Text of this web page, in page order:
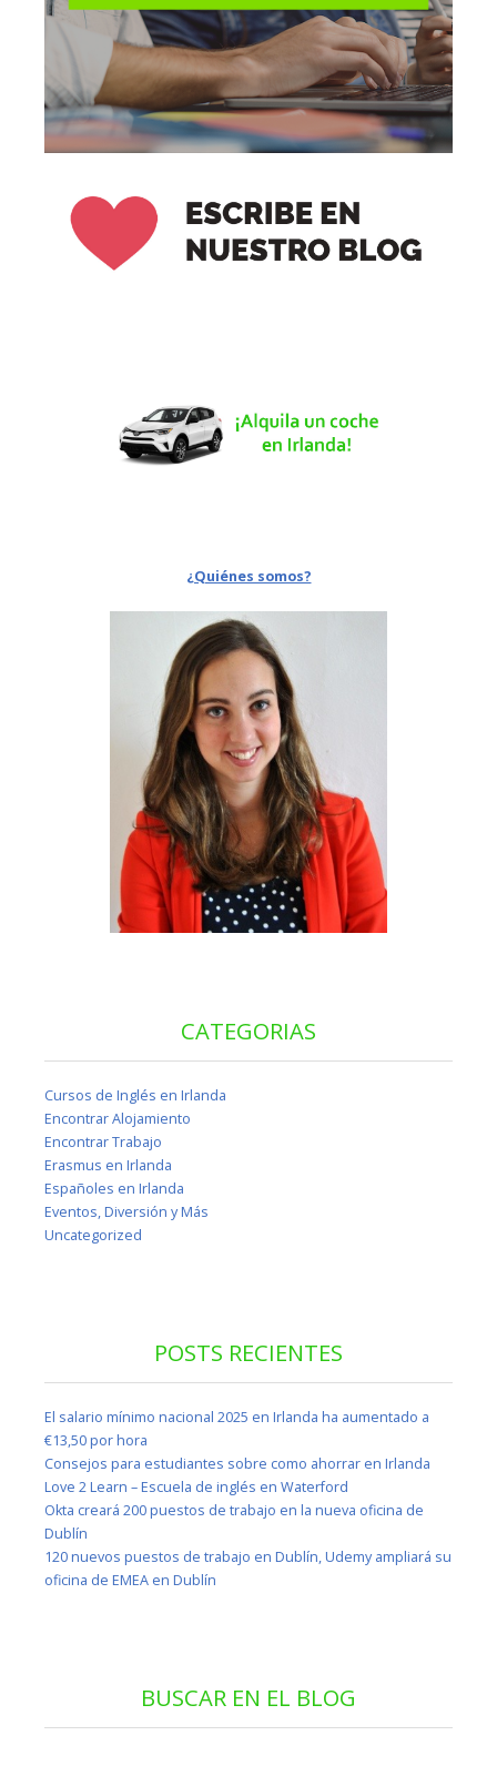
¿Quiénes somos?
CATEGORIAS
Cursos de Inglés en Irlanda
Encontrar Alojamiento
Encontrar Trabajo
Erasmus en Irlanda
Españoles en Irlanda
Eventos, Diversión y Más
Uncategorized
POSTS RECIENTES
El salario mínimo nacional 2025 en Irlanda ha aumentado a
€13,50 por hora
Consejos para estudiantes sobre como ahorrar en Irlanda
Love 2 Learn – Escuela de inglés en Waterford
Okta creará 200 puestos de trabajo en la nueva oficina de
Dublín
120 nuevos puestos de trabajo en Dublín, Udemy ampliará su
oficina de EMEA en Dublín
BUSCAR EN EL BLOG